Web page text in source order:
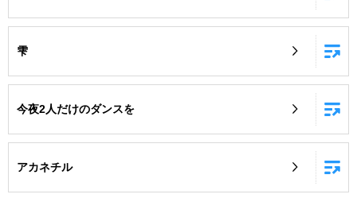
雫
今夜2人だけのダンスを
アカネチル